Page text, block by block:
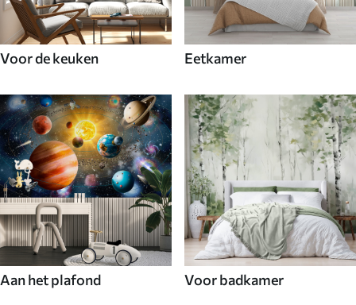
Voor de keuken Eetkamer
Aan het plafond Voor badkamer